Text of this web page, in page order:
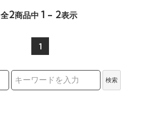
全2商品中 1 - 2表示
1
検索